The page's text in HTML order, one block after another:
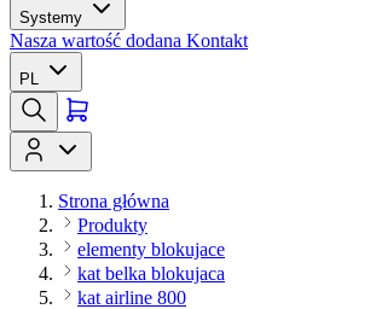
Systemy
Nasza wartość dodana Kontakt
PL
Strona główna
Produkty
elementy blokujace
kat belka blokujaca
kat airline 800